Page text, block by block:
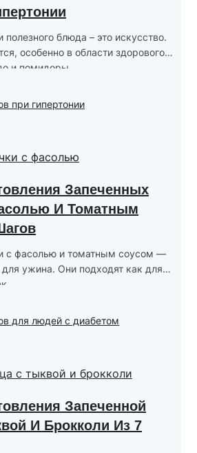
полезного блюда – это искусство.
особенно в области здорового
и помидоры...
при гипертонии
Запеченных
И Томатным
с фасолью и томатным соусом —
ужина. Они подходят как для
для людей с диабетом
Запеченной
И Брокколи Из 7